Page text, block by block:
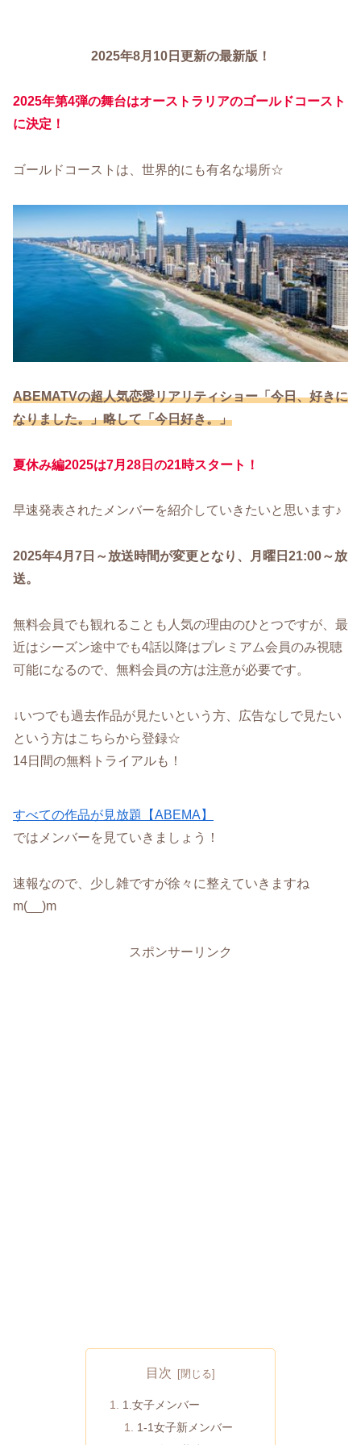
2025年8月10日更新の最新版！
2025年第4弾の舞台はオーストラリアのゴールドコースト
に決定！
ゴールドコーストは、世界的にも有名な場所☆
ABEMATVの超人気恋愛リアリティショー「今日、好きに
なりました。」略して「今日好き。」
夏休み編2025は7月28日の21時スタート！
早速発表されたメンバーを紹介していきたいと思います♪
2025年4月7日～放送時間が変更となり、月曜日21:00～放
送。
無料会員でも観れることも人気の理由のひとつですが、最
近はシーズン途中でも4話以降はプレミアム会員のみ視聴
可能になるので、無料会員の方は注意が必要です。
↓いつでも過去作品が見たいという方、広告なしで見たい
という方はこちらから登録☆
14日間の無料トライアルも！
すべての作品が見放題【ABEMA】
ではメンバーを見ていきましょう！
速報なので、少し雑ですが徐々に整えていきますね
m(__)m
スポンサーリンク
目次
1.女子メンバー
1-1女子新メンバー